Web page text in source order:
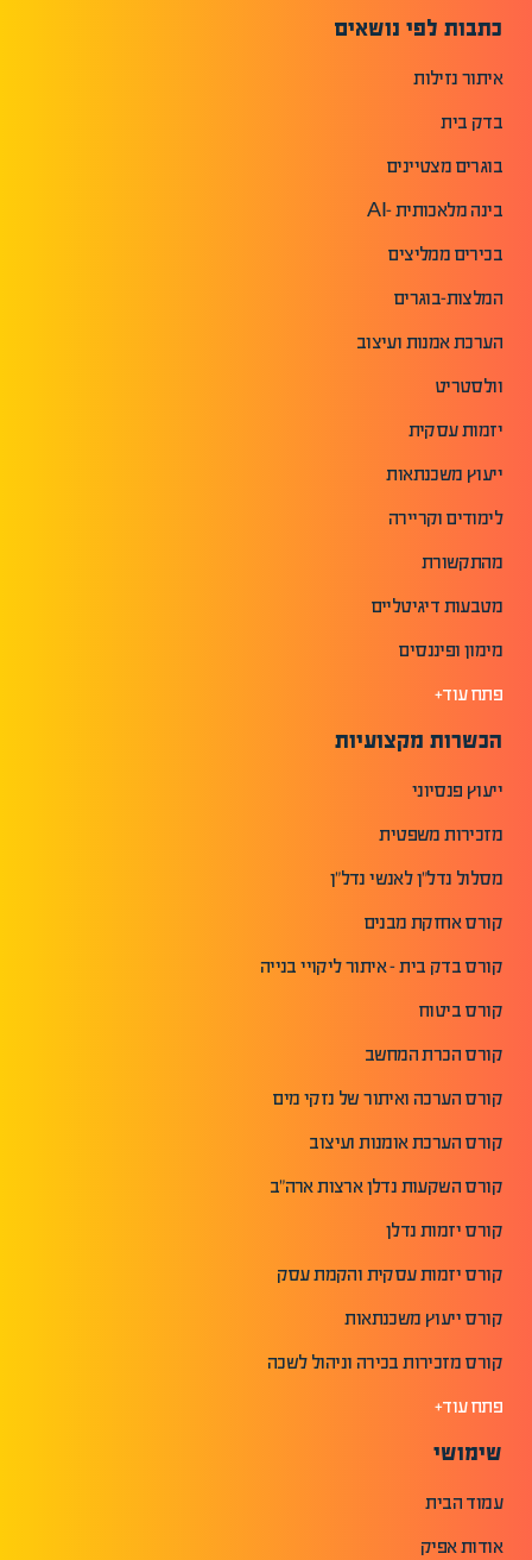
כתבות לפי נושאים
איתור נזילות
בדק בית
בוגרים מצטיינים
בינה מלאכותית -AI
בכירים ממליצים
המלצות-בוגרים
הערכת אמנות ועיצוב
וולסטריט
יזמות עסקית
ייעוץ משכנתאות
לימודים וקריירה
מהתקשורת
מטבעות דיגיטליים
מימון ופיננסים
פתח עוד+
הכשרות מקצועיות
ייעוץ פנסיוני
מזכירות משפטית
מסלול נדל"ן לאנשי נדל"ן
קורס אחזקת מבנים
קורס בדק בית - איתור ליקויי בנייה
קורס ביטוח
קורס הכרת המחשב
קורס הערכה ואיתור של נזקי מים
קורס הערכת אומנות ועיצוב
קורס השקעות נדלן ארצות ארה"ב
קורס יזמות נדלן
קורס יזמות עסקית והקמת עסק
קורס ייעוץ משכנתאות
קורס מזכירות בכירה וניהול לשכה
פתח עוד+
שימושי
עמוד הבית
אודות אפיק